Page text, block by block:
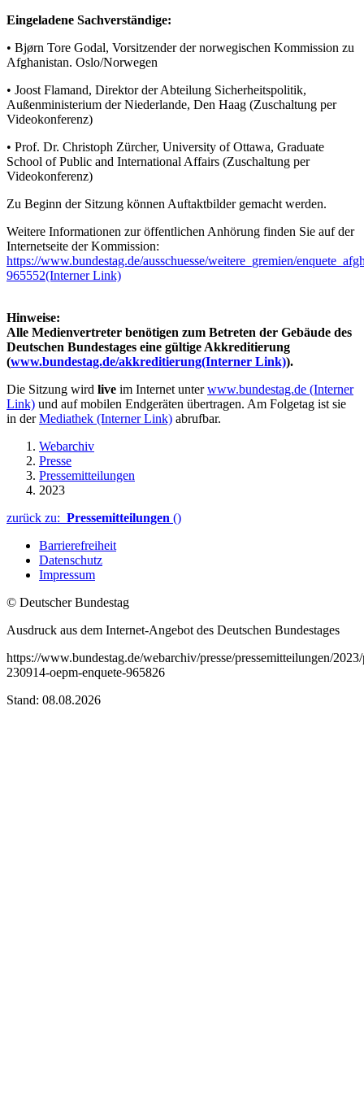
Eingeladene Sachverständige:
• Bjørn Tore Godal, Vorsitzender der norwegischen Kommission zu
Afghanistan. Oslo/Norwegen
• Joost Flamand, Direktor der Abteilung Sicherheitspolitik,
Außenministerium der Niederlande, Den Haag (Zuschaltung per
Videokonferenz)
• Prof. Dr. Christoph Zürcher, University of Ottawa, Graduate
School of Public and International Affairs (Zuschaltung per
Videokonferenz)
Zu Beginn der Sitzung können Auftaktbilder gemacht werden.
Weitere Informationen zur öffentlichen Anhörung finden Sie auf der
Internetseite der Kommission:
https://www.bundestag.de/ausschuesse/weitere_gremien/
965552(Interner Link)
Hinweise:
Alle Medienvertreter benötigen zum Betreten der Gebäude des
Deutschen Bundestages eine gültige Akkreditierung
(www.bundestag.de/akkreditierung(Interner Link)).
Die Sitzung wird live im Internet unterwww.bundestag.de (Interner
Link) und auf mobilen Endgeräten übertragen. Am Folgetag ist sie
in derMediathek (Interner Link) abrufbar.
Webarchiv
Presse
Pressemitteilungen
2023
zurück zu: Pressemitteilungen ()
Barrierefreiheit
Datenschutz
Impressum
© Deutscher Bundestag
Ausdruck aus dem Internet-Angebot des Deutschen Bundestages
https://www.bundestag.de/webarchiv/presse/pressemitteilungen/
230914-oepm-enquete-965826
Stand: 08.08.2026